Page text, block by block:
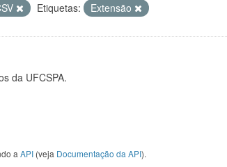
Etiquetas: Extensão
da UFCSPA.
a API (veja Documentação da API).